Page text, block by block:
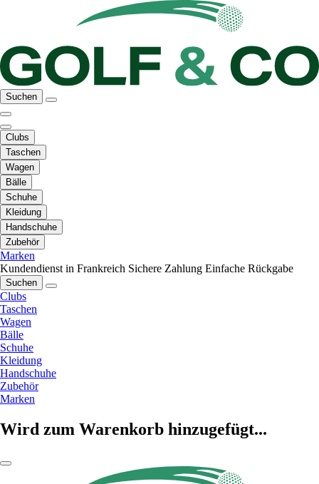
Suchen
Clubs
Taschen
Wagen
Bälle
Schuhe
Kleidung
Handschuhe
Zubehör
Marken
Kundendienst in Frankreich Sichere Zahlung Einfache Rückgabe
Suchen
Clubs
Taschen
Wagen
Bälle
Schuhe
Kleidung
Handschuhe
Zubehör
Marken
Wird zum Warenkorb hinzugefügt...